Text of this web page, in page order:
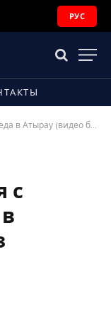
РУС
(видео без комментариев)
с